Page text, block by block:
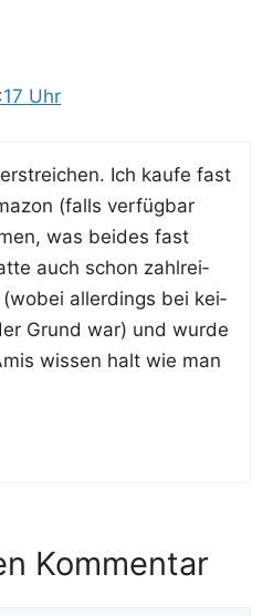
Uhr
Ich kau­fe fast
(falls ver­füg­bar
was bei­des fast
auch schon zahl­rei­
(wobei aller­dings bei kei­
Grund war) und wur­de
wis­sen halt wie man
Kommentar